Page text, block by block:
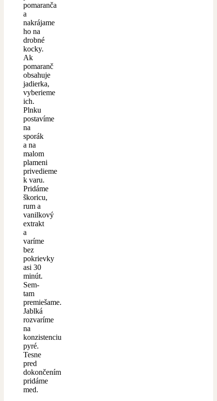
pomaranča
a
nakrájame
ho na
drobné
kocky.
Ak
pomaranč
obsahuje
jadierka,
vyberieme
ich.
Plnku
postavíme
na
sporák
a na
malom
plameni
privedieme
k varu.
Pridáme
škoricu,
rum a
vanilkový
extrakt
a
varíme
bez
pokrievky
asi 30
minút.
Sem-
tam
premiešame.
Jablká
rozvaríme
na
konzistenciu
pyré.
Tesne
pred
dokončením
pridáme
med.